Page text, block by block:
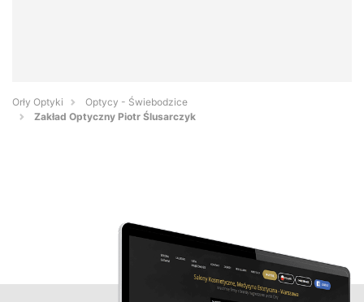
Orły Optyki
Optycy - Świebodzice
Zakład Optyczny Piotr Ślusarczyk